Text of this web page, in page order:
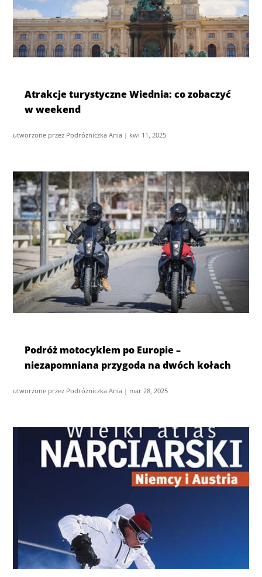
Atrakcje turystyczne Wiednia: co zobaczyć
w weekend
utworzone przez Podróżniczka Ania | kwi 11, 2025
Podróż motocyklem po Europie –
niezapomniana przygoda na dwóch kołach
utworzone przez Podróżniczka Ania | mar 28, 2025